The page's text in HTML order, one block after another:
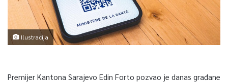
Ilustracija
Premijer Kantona Sarajevo Edin Forto pozvao je danas građane